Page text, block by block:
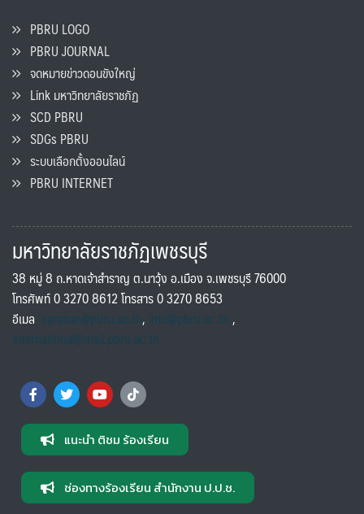
PBRU LOGO
PBRU JOURNAL
จดหมายข่าวดอนขังใหญ่
Link มหาวิทยาลัยราชภัฏ
SCD PBRU
SDGs PBRU
ระบบเลือกตั้งออนไลน์
PBRU INTERNET
มหาวิทยาลัยราชภัฏเพชรบุรี
38 หมู่ 8 ถ.หาดเจ้าสำราญ ต.นาวุ้ง อ.เมือง จ.เพชรบุรี 76000
โทรศัพท์ 0 3270 8612 โทรสาร 0 3270 8653
อีเมล saraban@pbru.ac.th, info@pbru.ac.th,
international@mail.pbru.ac.th
แนะนำ ติชม ร้องเรียน
ช่องทางร้องเรียน สำนักงาน ป.ป.ช.